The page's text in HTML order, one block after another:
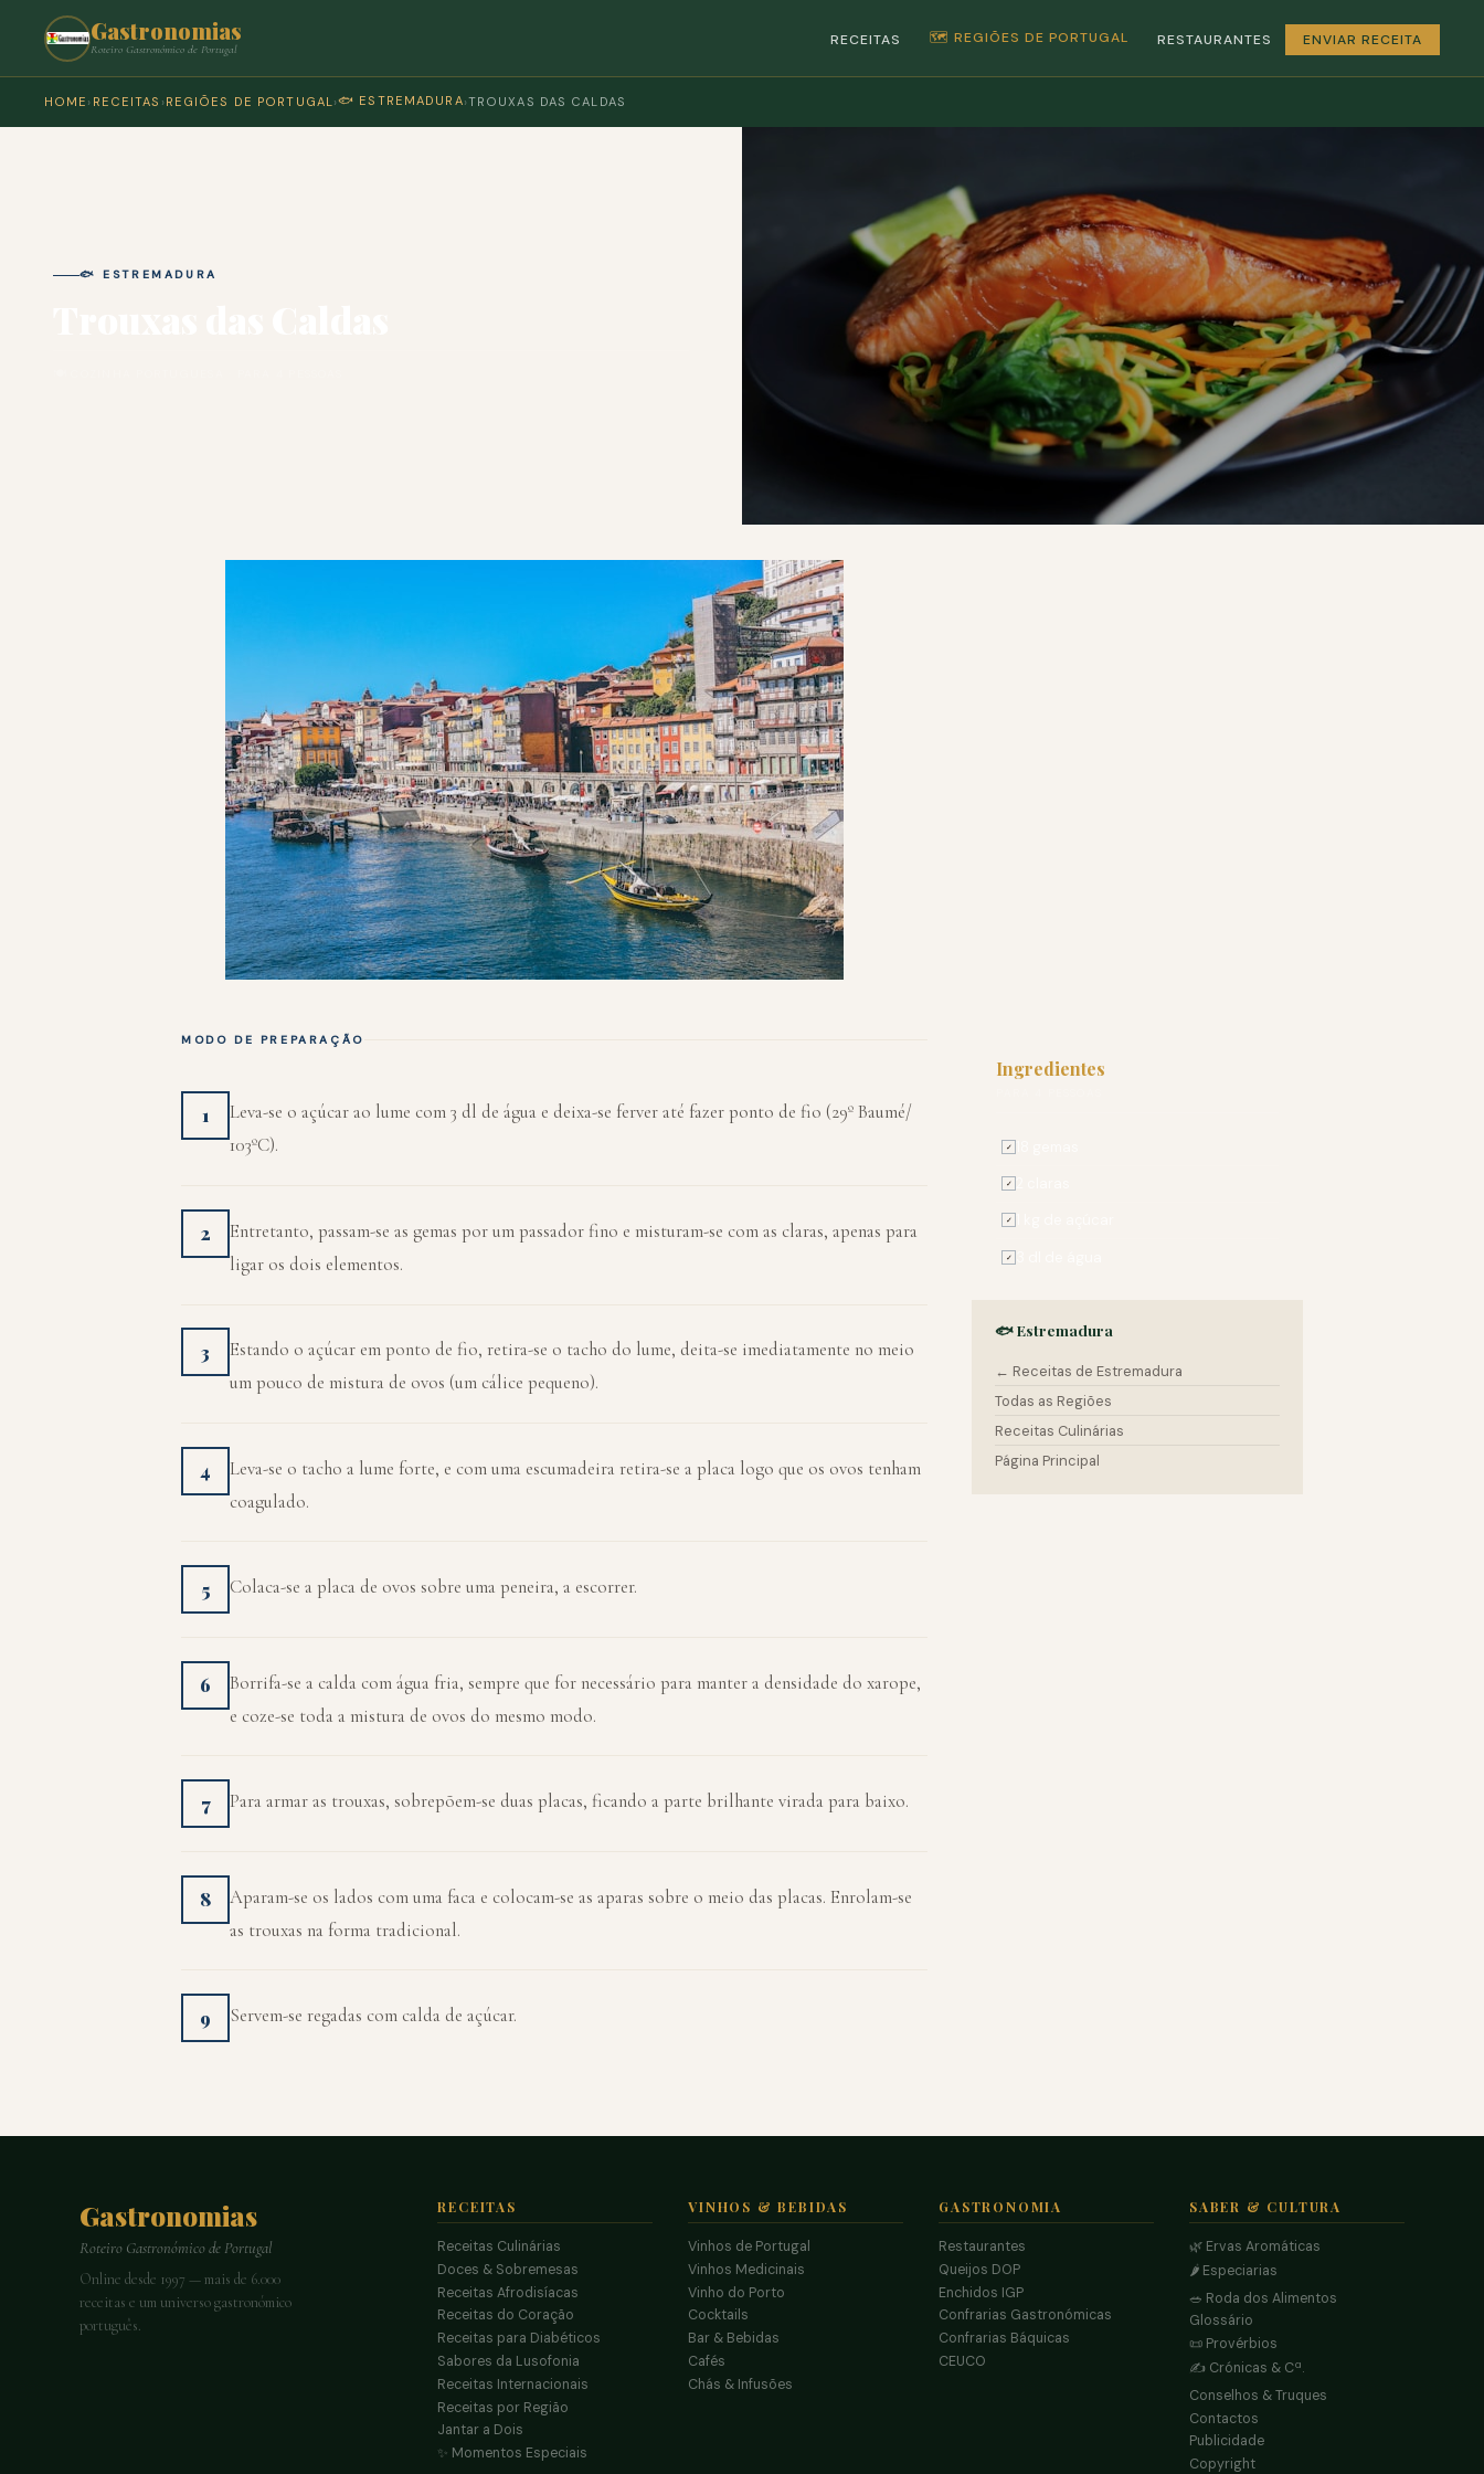
Gastronomias
Roteiro Gastronómico de Portugal
RECEITAS 🗺️ REGIÕES DE PORTUGAL RESTAURANTES ENVIAR RECEITA
HOME › RECEITAS › REGIÕES DE PORTUGAL›🐟 ESTREMADURA›TROUXAS DAS CALDAS
🐟 ESTREMADURA
MODO DE PREPARAÇÃO
1
Leva-se o açúcar ao lume com 3 dl de água e deixa-se ferver até fazer ponto de fio (29º Baumé/
103ºC).
2
Entretanto, passam-se as gemas por um passador fino e misturam-se com as claras, apenas para
ligar os dois elementos.
3
Estando o açúcar em ponto de fio, retira-se o tacho do lume, deita-se imediatamente no meio
um pouco de mistura de ovos (um cálice pequeno).
4
Leva-se o tacho a lume forte, e com uma escumadeira retira-se a placa logo que os ovos tenham
coagulado.
5 Colaca-se a placa de ovos sobre uma peneira, a escorrer.
6
Borrifa-se a calda com água fria, sempre que for necessário para manter a densidade do xarope,
e coze-se toda a mistura de ovos do mesmo modo.
7 Para armar as trouxas, sobrepõem-se duas placas, ficando a parte brilhante virada para baixo.
8
Aparam-se os lados com uma faca e colocam-se as aparas sobre o meio das placas. Enrolam-se
as trouxas na forma tradicional.
9 Servem-se regadas com calda de açúcar.
Ingredientes
✓
✓
✓
✓
🐟 Estremadura
← Receitas de Estremadura
Todas as Regiões
Receitas Culinárias
Página Principal
Gastronomias
Roteiro Gastronómico de Portugal
Online desde 1997 — mais de 6.000
receitas e um universo gastronómico
português.
RECEITAS
Receitas Culinárias
Doces & Sobremesas
Receitas Afrodisíacas
Receitas do Coração
Receitas para Diabéticos
Sabores da Lusofonia
Receitas Internacionais
Receitas por Região
Jantar a Dois
✨ Momentos Especiais
VINHOS & BEBIDAS
Vinhos de Portugal
Vinhos Medicinais
Vinho do Porto
Cocktails
Bar & Bebidas
Cafés
Chás & Infusões
GASTRONOMIA
Restaurantes
Queijos DOP
Enchidos IGP
Confrarias Gastronómicas
Confrarias Báquicas
CEUCO
SABER & CULTURA
🌿 Ervas Aromáticas
🌶️ Especiarias
🥗 Roda dos Alimentos
Glossário
📜 Provérbios
✍️ Crónicas & Cª.
Conselhos & Truques
Contactos
Publicidade
Copyright